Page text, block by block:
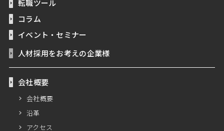
転職ツール
コラム
イベント・セミナー
人材採用をお考えの企業様
会社概要
会社概要
沿革
アクセス